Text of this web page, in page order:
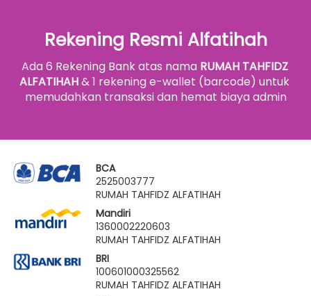
Rekening Resmi Alfatihah
Ada 6 Rekening Bank atas nama RUMAH TAHFIDZ
ALFATIHAH & 1 rekening e-wallet (barcode) untuk
memudahkan transaksi dan hemat biaya admin
BCA
2525003777
RUMAH TAHFIDZ ALFATIHAH
Mandiri
1360002220603
RUMAH TAHFIDZ ALFATIHAH
BRI
100601000325562
RUMAH TAHFIDZ ALFATIHAH